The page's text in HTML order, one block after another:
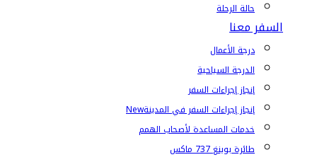
حالة الرحلة
السفر معنا
درجة الأعمال
الدرجة السياحية
إنجاز إجراءات السفر
إنجاز إجراءات السفر في المدينةNew
خدمات المساعدة لأصحاب الهمم
طائرة بوينغ 737 ماكس